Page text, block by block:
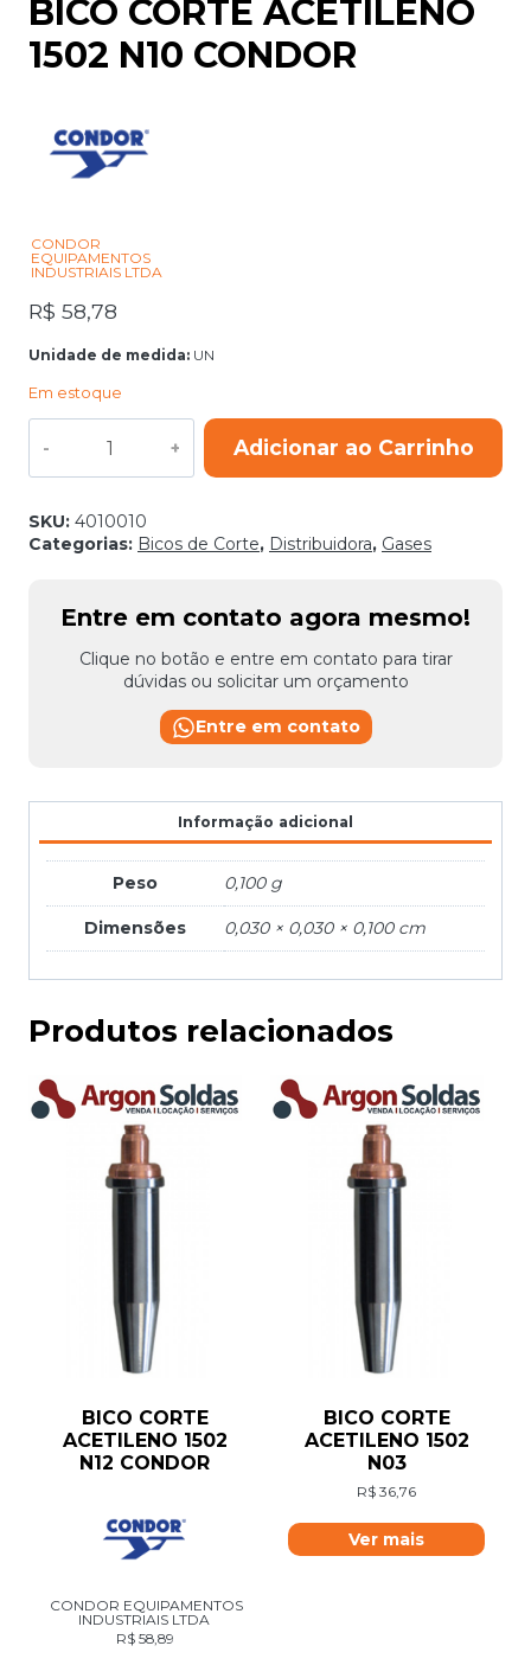
BICO CORTE ACETILENO
1502 N10 CONDOR
CONDOR
EQUIPAMENTOS
INDUSTRIAIS LTDA
R$ 58,78
Unidade de medida: UN
Em estoque
CORTE
ACETILENO
N10
CONDOR
Adicionar ao Carrinho
SKU: 4010010
Categorias: Bicos de Corte, Distribuidora, Gases
Entre em contato agora mesmo!
Clique no botão e entre em contato para tirar
dúvidas ou solicitar um orçamento
Entre em contato
Informação adicional
Peso 0,100 g
Dimensões 0,030 × 0,030 × 0,100 cm
Produtos relacionados
BICO CORTE
ACETILENO 1502
N12 CONDOR
CONDOR EQUIPAMENTOS
INDUSTRIAIS LTDA
R$58,89
BICO CORTE
ACETILENO 1502
N03
R$ 36,76
Ver mais